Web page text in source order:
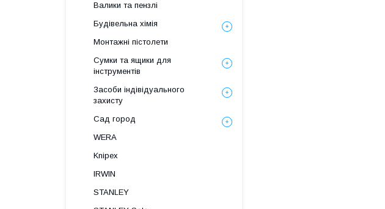
Валики та пензлі
Будівельна хімія
Монтажні пістолети
Сумки та ящики для
інструментів
Засоби індівідуального
захисту
Сад город
WERA
Knipex
IRWIN
STANLEY